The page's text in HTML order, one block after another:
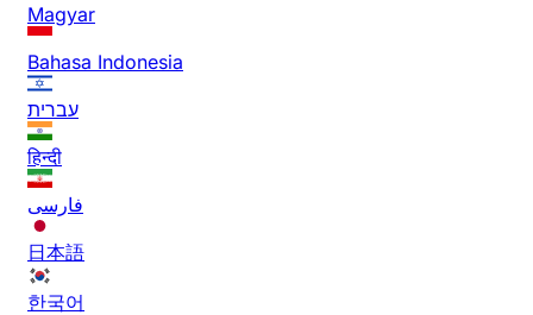
Magyar
Bahasa Indonesia
עברית
हिन्दी
فارسی
日本語
한국어